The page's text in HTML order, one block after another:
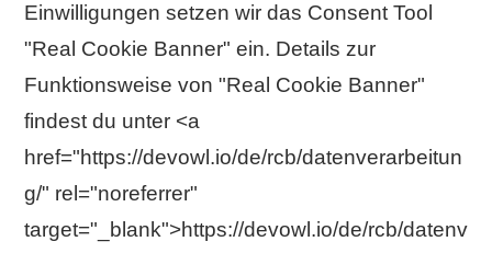
Einwilligungen setzen wir das Consent Tool
"Real Cookie Banner" ein. Details zur
Funktionsweise von "Real Cookie Banner"
findest du unter <a
href="https://devowl.io/de/rcb/datenverarbeitun
g/" rel="noreferrer"
target="_blank">https://devowl.io/de/rcb/datenv